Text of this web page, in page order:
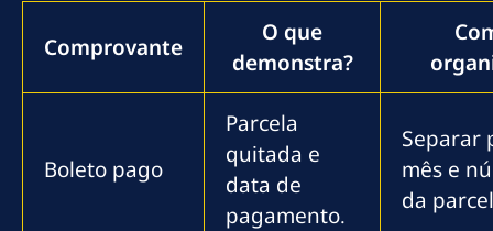
Comprovante
O que
demonstra?
Boleto pago
Parcela
quitada e
data de
pagamento.
Separar
mês e
da